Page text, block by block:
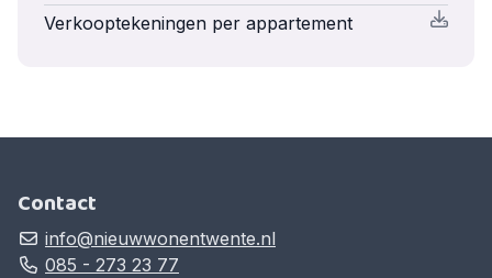
Verkooptekeningen per appartement
Contact
info@nieuwwonentwente.nl
085 - 273 23 77